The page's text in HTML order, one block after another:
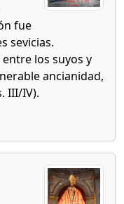
fue
sevicias.
los suyos y
ancianidad,
III/IV).